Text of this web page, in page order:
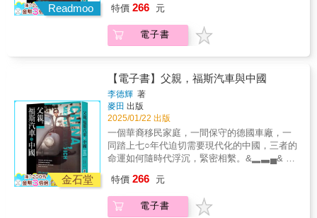
供理性警告，破除獨角獸神話與誇大炒作的迷
思。這不只是一個兼具金融現場紀實、泡沫警
世寓言、投資倫理思辨的非虛構傳奇，更是一
科技業與金融交易錯綜複雜的世界……同時探
討階級、性格、身分與家庭，或許最重要的是
對幸福的追尋。」——《心靈鑰匙》作者
Jonathan Safran Foer「作者知識淵博，專業十
足，以幽默風趣的筆法，大膽揭露內幕……若
這本書沒登上暢銷書排行榜，這世界就毫無道
理可言。」——美國書評人協會獎（National
Book Critics Circle）得主Darin Strauss「這是
大多數人只聽說過的世界的一扇罕見的窗。」
者Bradley Hope林明樟／超級數字力課程暨 GA
且整合各式生活服務，讓長者有尊嚴地安養晚
球迫在眉睫的淨零碳排目標，將捷導入科技與
設計創新，鍛造出更加永續節能的低碳建築，
更投入地熱發電的能源新領域，加入能源轉型
與發展，更希望藉此展現企業經營的另一種可
能：商業並非只有掠奪與消耗，也能夠為人類
和地球找到更加永續可行的解決方案。
Readmoo
&▄▃▂福斯汽車的困境不只是德國的縮影，也
是所有對中國市場過度依賴之經濟體的借鏡
&「李德輝比任何德國記者都懂現代中國的矛
&★★★★★ Amazon讀者評價4.5顆星好評
&&★★★★★ Amazon「德國經濟史類」銷售
排行Top 1&&★★★★★ 精裝版在德暢銷超過
20,000本&&▎當德國汽車遇上中國崛起！& 一
段非比尋常的歷史機遇，一部理解中國現代化
的轉折關鍵，與西方困境的歷史節點必讀之書&
汪 浩︱國際政經專家李志德︱端傳媒前任總
編輯李 淳︱駐歐盟兼駐比利時大使何飛鵬︱
企業家、出版人林育立︱旅德記者、《歐洲的
◥◣透視中國╳關注國際推薦◢◤&&「文波，
特價 266 元
電子書
金石堂
【電子書】父親，福斯汽車與中國
李德輝 著
麥田 出版
2025/01/22 出版
一個華裔移民家庭，一間保守的德國車廠，一
同踏上七○年代迫切需要現代化的中國，三者的
命運如何隨時代浮沉，緊密相繫。&▂▃▄& &
&▄▃▂福斯汽車的困境不只是德國的縮影，也
是所有對中國市場過度依賴之經濟體的借鏡
&「李德輝比任何德國記者都懂現代中國的矛
特價 266 元
電子書